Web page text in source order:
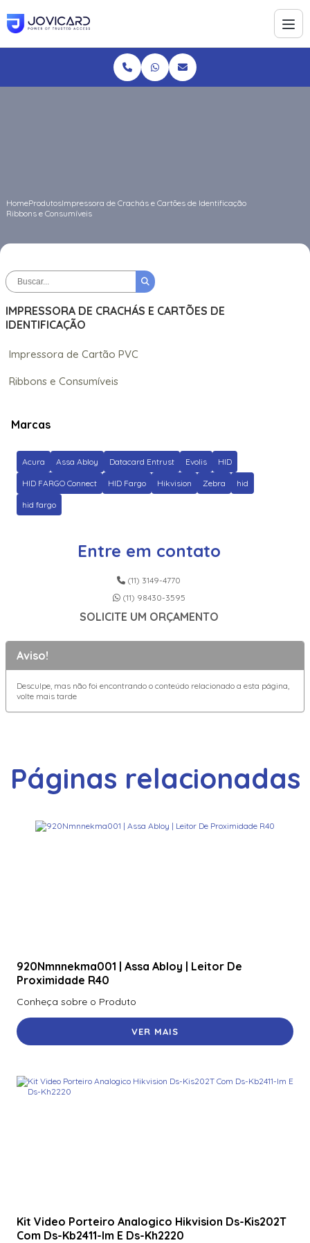
HomeProdutosImpressora de Crachás e Cartões de Identificação
Ribbons e Consumíveis
IMPRESSORA DE CRACHÁS E CARTÕES DE
IDENTIFICAÇÃO
Impressora de Cartão PVC
Ribbons e Consumíveis
Marcas
Acura Assa Abloy Datacard Entrust Evolis HID
HID FARGO Connect HID Fargo Hikvision Zebra hid
hid fargo
Entre em contato
(11) 3149-4770
(11) 98430-3595
SOLICITE UM ORÇAMENTO
Aviso!
Desculpe, mas não foi encontrando o conteúdo relacionado a esta página,
volte mais tarde
Páginas relacionadas
920Nmnnekma001 | Assa Abloy | Leitor De
Proximidade R40
Conheça sobre o Produto
VER MAIS
Kit Video Porteiro Analogico Hikvision Ds-Kis202T
Com Ds-Kb2411-Im E Ds-Kh2220